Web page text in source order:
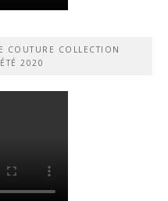
COUTURE COLLECTION
2020